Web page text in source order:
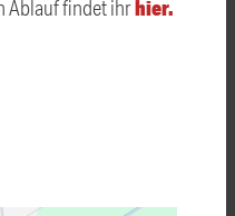
Ablauf findet ihrhier.